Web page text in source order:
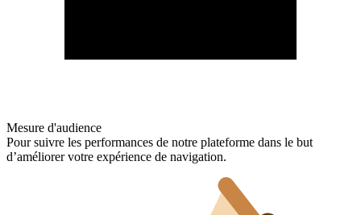
Mesure d'audience
Pour suivre les performances de notre plateforme dans le but
d’améliorer votre expérience de navigation.